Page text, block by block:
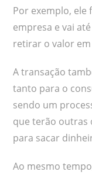
Por exemplo, ele
empresa e vai
retirar o valor
A transação
tanto para o
sendo um
que terão outras
para sacar
Ao mesmo